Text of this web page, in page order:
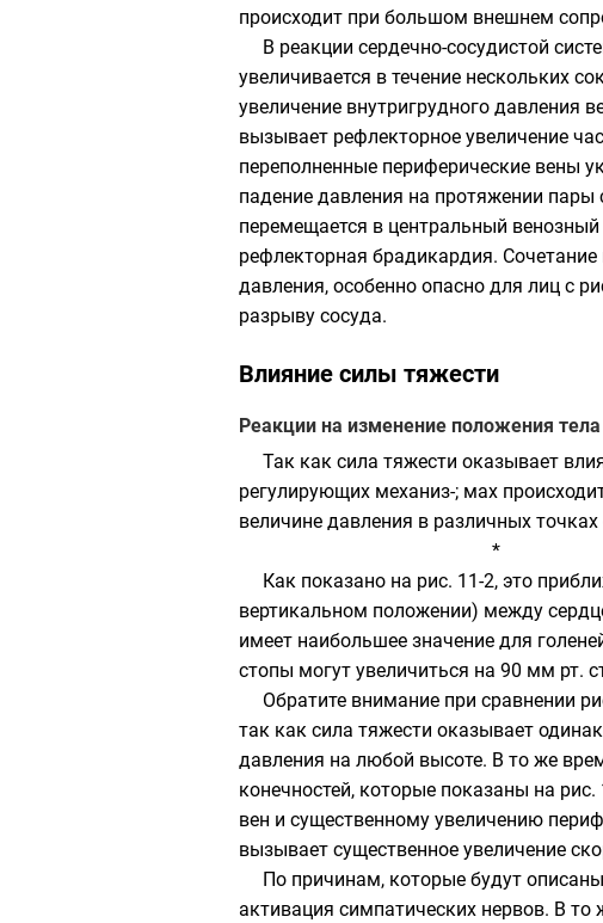
происходит при большом внешнем
В реакции сердечно-сосудистой
увеличивается в течение нескольких
увеличение внутригрудного давления
вызывает рефлекторное увеличение
переполненные периферические вены
падение давления на протяжении пары
перемещается в центральный
рефлекторная брадикардия.
давления, особенно опасно для лиц с
разрыву сосуда.
Влияние силы тяжести
Реакции на изменение положения
Так как сила тяжести оказывает
регулирующих механиз-; мах
величине давления в различных
*
Как показано на рис. 11-2, это
вертикальном положении) между
имеет наибольшее значение для
стопы могут увеличиться на 90 мм рт.
Обратите внимание при сравнении
так как сила тяжести оказывает
давления на любой высоте. В то же
конечностей, которые показаны на
вен и существенному увеличению
вызывает существенное увеличение
По причинам, которые будут
активация симпатических нервов. В то